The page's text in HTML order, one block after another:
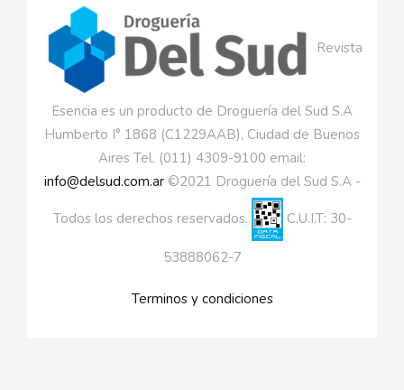
Revista
Esencia es un producto de Droguería del Sud S.A
Humberto I° 1868 (C1229AAB), Ciudad de Buenos
Aires Tel. (011) 4309-9100 email:
info@delsud.com.ar©2021 Droguería del Sud S.A -
Todos los derechos reservados. C.U.I.T: 30-
53888062-7
Terminos y condiciones